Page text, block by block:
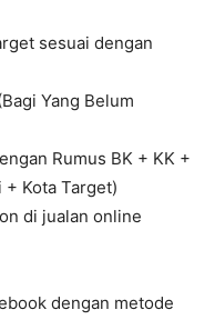
sesuai dengan
Yang Belum
Rumus BK + KK +
+ Kota Target)
di jualan online
dengan metode